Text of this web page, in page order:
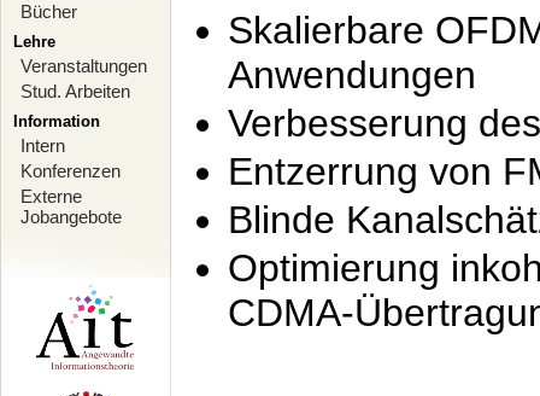
Bücher
Lehre
Veranstaltungen
Stud. Arbeiten
Information
Intern
Konferenzen
Externe
Jobangebote
Skalierbare
Anwendungen
Verbesserung
Entzerrung von
Blinde
Optimierung
CDMA-